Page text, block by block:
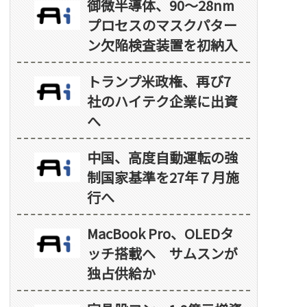
御微半導体、90～28nm
プロセスのマスクパター
ン欠陥検査装置を初納入
トランプ米政権、再び7
社のハイテク企業に出資
へ
中国、高度自動運転の強
制国家基準を27年７月施
行へ
MacBook Pro、OLEDタ
ッチ搭載へ サムスンが
独占供給か